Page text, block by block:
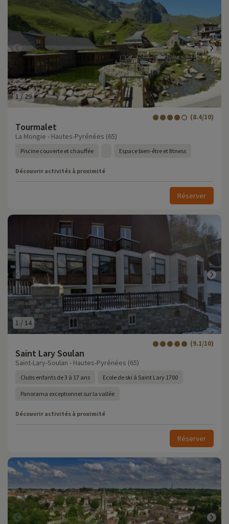
1 /29
Tourmalet
(8.4/10)
La Mongie - Hautes-Pyrénées (65)
Piscine couverte et chauffée Espace bien-être et fitness
Découvrir activités à proximité
Réserver
1 / 14
Saint Lary Soulan
(9.1/10)
Saint-Lary-Soulan - Hautes-Pyrénées (65)
Clubs enfants de 3 à 17 ans Ecole de ski à Saint Lary 1700
Panorama exceptionnel sur la vallée
Découvrir activités à proximité
Réserver